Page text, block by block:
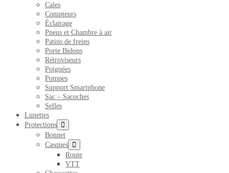
Cales
Compteurs
Éclairage
Pneus et Chambre à air
Patins de freins
Porte Bidons
Rétroviseurs
Poignées
Pompes
Support Smartphone
Sac – Sacoches
Selles
Lunettes
Protections basculer
le
menu
Bonnet
Casques basculer
le
menu
Route
VTT